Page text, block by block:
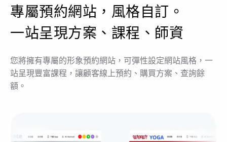
專屬預約網站，風格自訂。
一站呈現方案、課程、師資
您將擁有專屬的形象預約網站，可彈性設定網站風格，一
站呈現豐富課程，讓顧客線上預約、購買方案、查詢餘
額。